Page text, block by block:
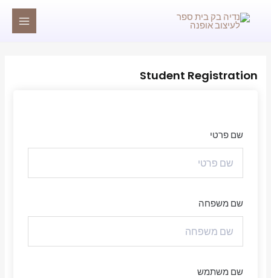
Student Registration
שם פרטי
שם משפחה
שם משתמש